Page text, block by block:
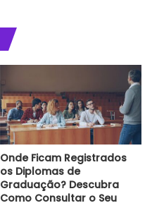
Onde Ficam Registrados
os Diplomas de
Graduação? Descubra
Como Consultar o Seu